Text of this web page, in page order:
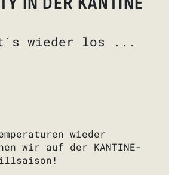
wieder los ...
wieder
wir auf der KANTINE-